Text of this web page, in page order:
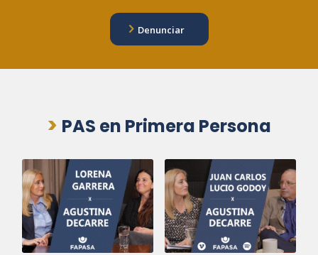
Denunciar
> PAS en Primera Persona